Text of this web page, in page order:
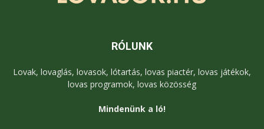
RÓLUNK
Lovak, lovaglás, lovasok, lótartás, lovas piactér, lovas játékok,
lovas programok, lovas közösség
Mindenünk a ló!